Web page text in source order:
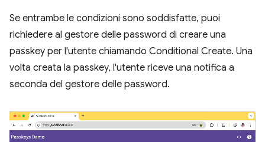
Se entrambe le condizioni sono soddisfatte, puoi
richiedere al gestore delle password di creare una
passkey per l'utente chiamando Conditional Create. Una
volta creata la passkey, l'utente riceve una notifica a
seconda del gestore delle password.